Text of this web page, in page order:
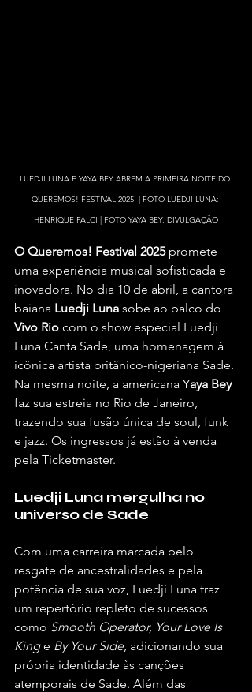
LUEDJI LUNA E YAYA BEY ABREM A PRIMEIRA NOITE DO
QUEREMOS! FESTIVAL 2025  | FOTO LUEDJI LUNA:
HENRIQUE FALCI | FOTO YAYA BEY: DIVULGAÇÃO
O Queremos! Festival 2025 promete
uma experiência musical sofisticada e
inovadora. No dia 10 de abril, a cantora
baiana Luedji Luna sobe ao palco do
Vivo Rio com o show especial Luedji
Luna Canta Sade, uma homenagem à
icônica artista britânico-nigeriana Sade.
Na mesma noite, a americana Yaya Bey
faz sua estreia no Rio de Janeiro,
trazendo sua fusão única de soul, funk
e jazz. Os ingressos já estão à venda
pela Ticketmaster.
Luedji Luna mergulha no
universo de Sade
Com uma carreira marcada pelo
resgate de ancestralidades e pela
potência de sua voz, Luedji Luna traz
um repertório repleto de sucessos
como Smooth Operator, Your Love Is
King e By Your Side, adicionando sua
própria identidade às canções
atemporais de Sade. Além das